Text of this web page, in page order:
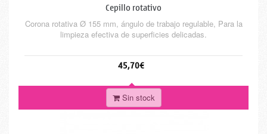
Cepillo rotativo
Corona rotativa Ø 155 mm, ángulo de trabajo regulable, Para la
limpieza efectiva de superficies delicadas.
45,70€
Sin stock